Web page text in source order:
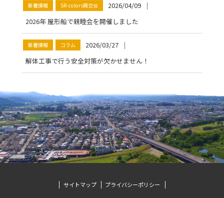
新着情報 SR-colors親交会 2026/04/09 │
2026年 屋形船で親睦会を開催しました
新着情報 コラム 2026/03/27 │
解体工事で行う安全対策が欠かせません！
サイトマップ プライバシーポリシー